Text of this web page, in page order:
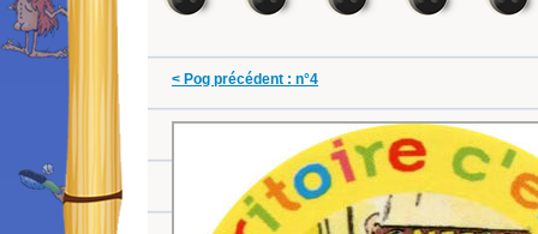
< Pog précédent : n°4